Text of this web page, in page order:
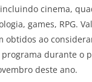
cinema,
games, RPG.
obtidos ao
durante o
deste ano.